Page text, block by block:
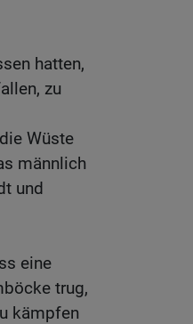
hatten,
zu
Wüste
männlich
und
eine
trug,
kämpfen